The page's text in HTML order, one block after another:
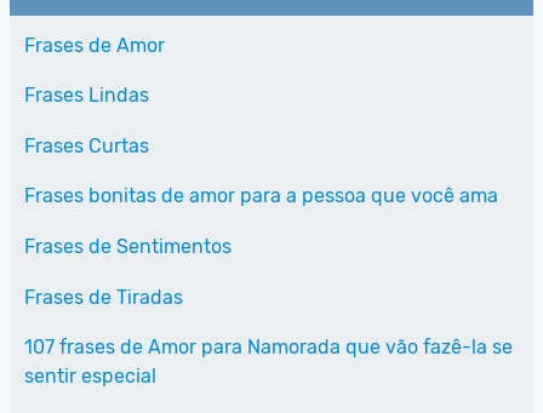
Frases de Amor
Frases Lindas
Frases Curtas
Frases bonitas de amor para a pessoa que você ama
Frases de Sentimentos
Frases de Tiradas
107 frases de Amor para Namorada que vão fazê-la se
sentir especial